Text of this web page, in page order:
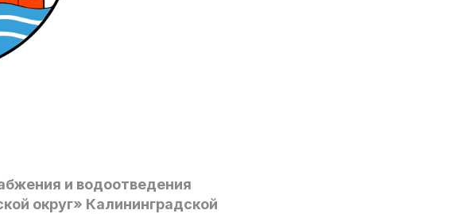
и водоотведения
округ» Калининградской